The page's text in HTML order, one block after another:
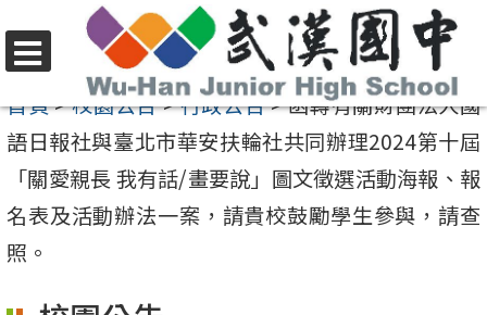
至
要
容
區
選
單
首頁>校園公告>行政公告>函轉有關財團法人國
語日報社與臺北市華安扶輪社共同辦理2024第十屆
「關愛親長 我有話/畫要說」圖文徵選活動海報、報
名表及活動辦法一案，請貴校鼓勵學生參與，請查
照。